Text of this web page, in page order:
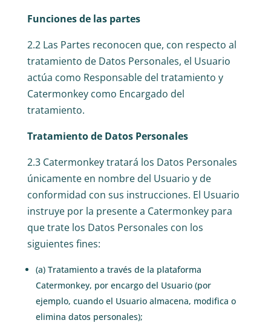
Funciones de las partes
2.2 Las Partes reconocen que, con respecto al
tratamiento de Datos Personales, el Usuario
actúa como Responsable del tratamiento y
Catermonkey como Encargado del
tratamiento.
Tratamiento de Datos Personales
2.3 Catermonkey tratará los Datos Personales
únicamente en nombre del Usuario y de
conformidad con sus instrucciones. El Usuario
instruye por la presente a Catermonkey para
que trate los Datos Personales con los
siguientes fines:
(a) Tratamiento a través de la plataforma
Catermonkey, por encargo del Usuario (por
ejemplo, cuando el Usuario almacena, modifica o
elimina datos personales);